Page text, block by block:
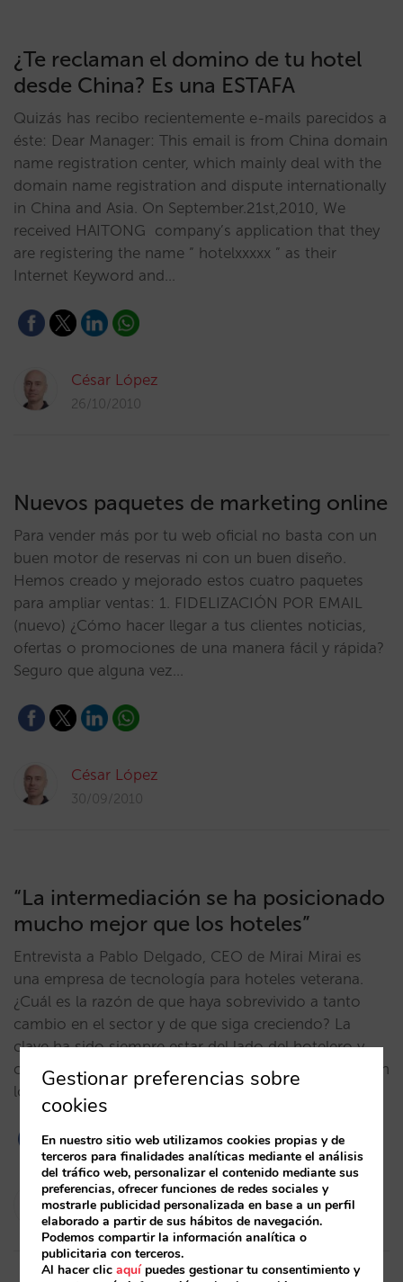
¿Te reclaman el domino de tu hotel
desde China? Es una ESTAFA
Quizás has recibo recientemente e-mails parecidos a
éste: Dear Manager: This email is from China domain
name registration center, which mainly deal with the
domain name registration and dispute internationally
in China and Asia. On September.21st,2010, We
received HAITONG company’s application that they
are registering the name ” hotelxxxxx ” as their
Internet Keyword and…
César López
26/10/2010
Nuevos paquetes de marketing online
Para vender más por tu web oficial no basta con un
buen motor de reservas ni con un buen diseño.
Hemos creado y mejorado estos cuatro paquetes
para ampliar ventas: 1. FIDELIZACIÓN POR EMAIL
(nuevo) ¿Cómo hacer llegar a tus clientes noticias,
ofertas o promociones de una manera fácil y rápida?
Seguro que alguna vez…
César López
30/09/2010
“La intermediación se ha posicionado
mucho mejor que los hoteles”
Entrevista a Pablo Delgado, CEO de Mirai Mirai es
una empresa de tecnología para hoteles veterana.
¿Cuál es la razón de que haya sobrevivido a tanto
cambio en el sector y de que siga creciendo? La
clave ha sido siempre estar del lado del hotelero y
consciente de sus necesidades. Algunos ejemplos: En
los años…
César López
31/08/2010
Gestionar preferencias sobre
cookies
En nuestro sitio web utilizamos cookies propias y de
terceros para finalidades analíticas mediante el análisis
del tráfico web, personalizar el contenido mediante sus
preferencias, ofrecer funciones de redes sociales y
mostrarle publicidad personalizada en base a un perfil
elaborado a partir de sus hábitos de navegación.
Podemos compartir la información analítica o
publicitaria con terceros.
Al hacer clicaquípuedes gestionar tu consentimiento y